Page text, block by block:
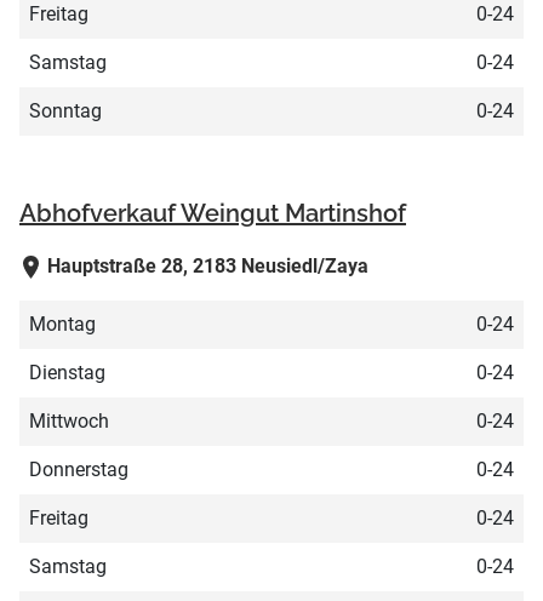
Freitag 0-24
Samstag 0-24
Sonntag 0-24
Abhofverkauf Weingut Martinshof
Hauptstraße 28, 2183 Neusiedl/Zaya
Montag 0-24
Dienstag 0-24
Mittwoch 0-24
Donnerstag 0-24
Freitag 0-24
Samstag 0-24